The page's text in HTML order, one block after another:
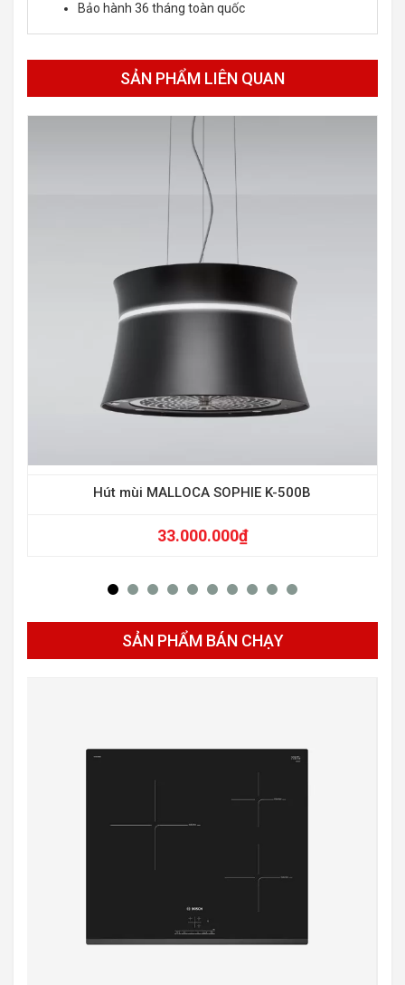
Bảo hành 36 tháng toàn quốc
SẢN PHẨM LIÊN QUAN
Hút mùi MALLOCA SOPHIE K-500B
33.000.000₫
SẢN PHẨM BÁN CHẠY